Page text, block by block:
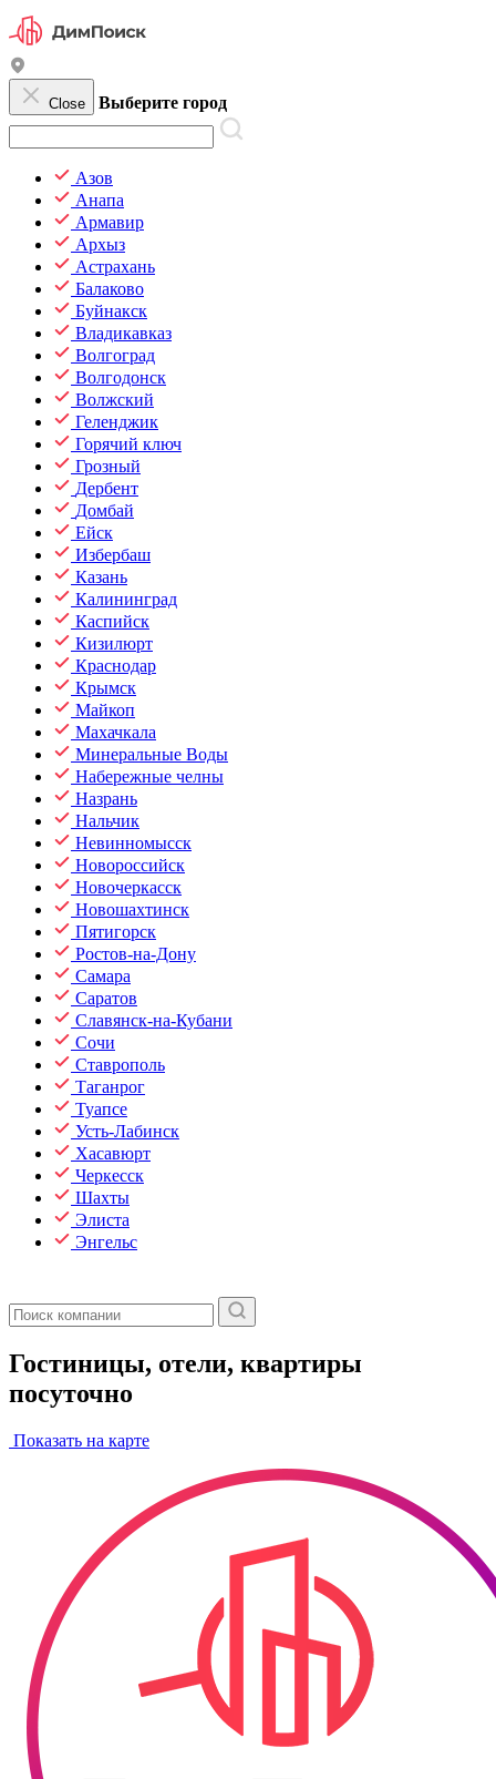
Close Выберите город
Азов
Анапа
Армавир
Архыз
Астрахань
Балаково
Буйнакск
Владикавказ
Волгоград
Волгодонск
Волжский
Геленджик
Горячий ключ
Грозный
Дербент
Домбай
Ейск
Избербаш
Казань
Калининград
Каспийск
Кизилюрт
Краснодар
Крымск
Майкоп
Махачкала
Минеральные Воды
Набережные челны
Назрань
Нальчик
Невинномысск
Новороссийск
Новочеркасск
Новошахтинск
Пятигорск
Ростов-на-Дону
Самара
Саратов
Славянск-на-Кубани
Сочи
Ставрополь
Таганрог
Туапсе
Усть-Лабинск
Хасавюрт
Черкесск
Шахты
Элиста
Энгельс
Гостиницы, отели, квартиры
посуточно
Показать на карте